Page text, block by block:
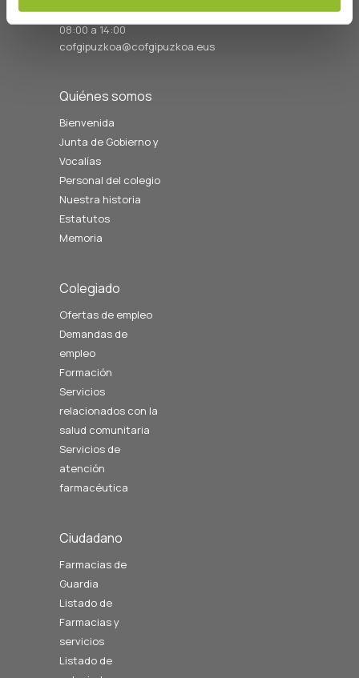
Horario L-V
08:00 a 14:00
cofgipuzkoa@cofgipuzkoa.eus
Quiénes somos
Bienvenida
Junta de Gobierno y
Vocalías
Personal del colegio
Nuestra historia
Estatutos
Memoria
Colegiado
Ofertas de empleo
Demandas de
empleo
Formación
Servicios
relacionados con la
salud comunitaria
Servicios de
atención
farmacéutica
Ciudadano
Farmacias de
Guardia
Listado de
Farmacias y
servicios
Listado de